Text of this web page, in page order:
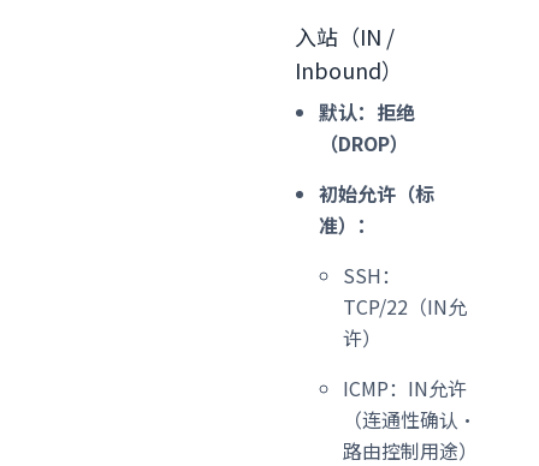
入站（IN /
Inbound）
默认：拒绝
（DROP）
初始允许（标
准）：
SSH：
TCP/22（IN允
许）
ICMP：IN允许
（连通性确认・
路由控制用途）